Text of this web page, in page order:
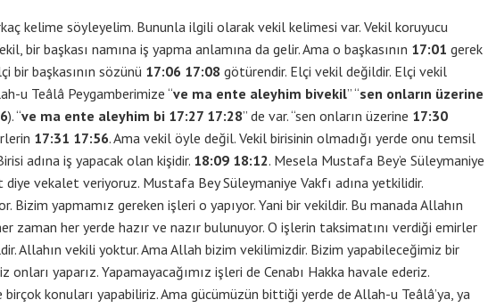
kelime söyleyelim. Bununla ilgili olarak vekil kelimesi var. Vekil koruyucu
bir başkası namına iş yapma anlamına da gelir. Ama o başkasının 17:01 gerek
bir başkasının sözünü 17:06 17:08 götürendir. Elçi vekil değildir. Elçi vekil
u Teâlâ Peygamberimize “ve ma ente aleyhim bivekil” “sen onların üzerine
). “ve ma ente aleyhim bi 17:27 17:28” de var. “sen onların üzerine 17:30
17:31 17:56. Ama vekil öyle değil. Vekil birisinin olmadığı yerde onu temsil
adına iş yapacak olan kişidir. 18:09 18:12. Mesela Mustafa Bey’e Süleymaniye
diye vekalet veriyoruz. Mustafa Bey Süleymaniye Vakfı adına yetkilidir.
Bizim yapmamız gereken işleri o yapıyor. Yani bir vekildir. Bu manada Allahın
zaman her yerde hazır ve nazır bulunuyor. O işlerin taksimatını verdiği emirler
Allahın vekili yoktur. Ama Allah bizim vekilimizdir. Bizim yapabileceğimiz bir
onları yaparız. Yapamayacağımız işleri de Cenabı Hakka havale ederiz.
konuları yapabiliriz. Ama gücümüzün bittiği yerde de Allah-u Teâlâ’ya, ya